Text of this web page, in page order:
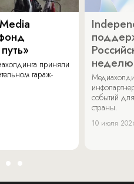
приняли
гараж-
неделю
событий
страны.
10 июля